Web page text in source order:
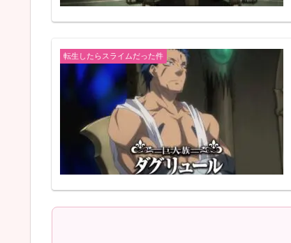
転生したらスライムだった件